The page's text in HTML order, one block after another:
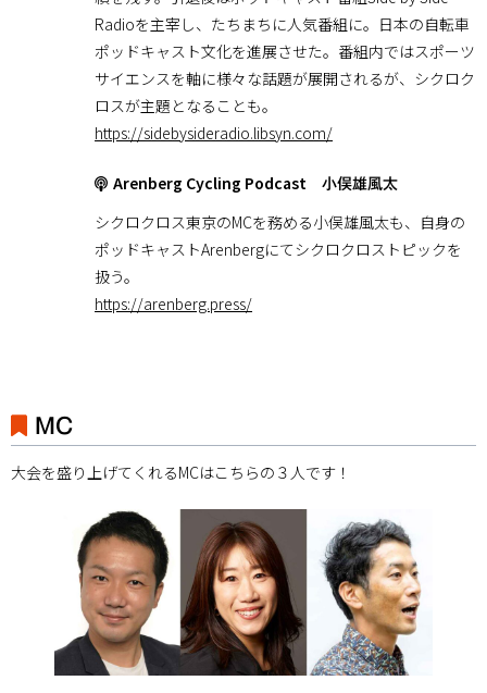
Radioを主宰し、たちまちに人気番組に。日本の自転車
ポッドキャスト文化を進展させた。番組内ではスポーツ
サイエンスを軸に様々な話題が展開されるが、シクロク
ロスが主題となることも。
https://sidebysideradio.libsyn.com/
Arenberg Cycling Podcast 小俣雄風太
シクロクロス東京のMCを務める小俣雄風太も、自身の
ポッドキャストArenbergにてシクロクロストピックを
扱う。
https://arenberg.press/
MC
大会を盛り上げてくれるMCはこちらの３人です！